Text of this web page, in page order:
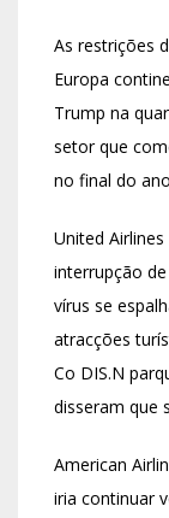
As restrições
Europa
Trump na
setor que
no final do
United
interrupção
vírus se
atracções
Co DIS.N
disseram que
American
iria continuar